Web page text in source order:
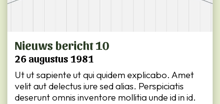
Nieuws bericht 10
26 augustus 1981
Ut ut sapiente ut qui quidem explicabo. Amet
velit aut delectus iure sed alias. Perspiciatis
deserunt omnis inventore mollitia unde id in id.